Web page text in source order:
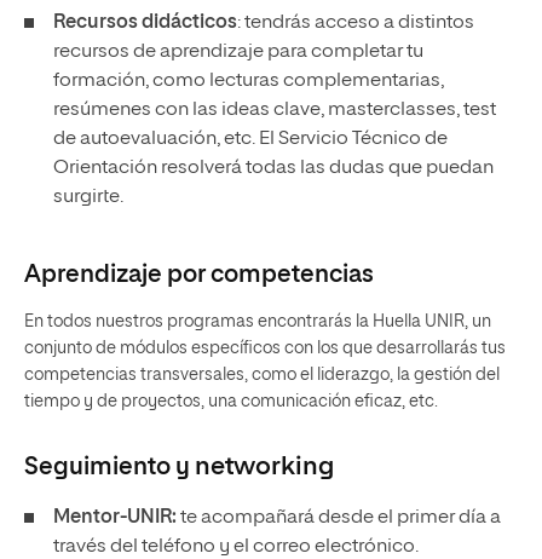
Recursos didácticos: tendrás acceso a distintos
recursos de aprendizaje para completar tu
formación, como lecturas complementarias,
resúmenes con las ideas clave, masterclasses, test
de autoevaluación, etc. El Servicio Técnico de
Orientación resolverá todas las dudas que puedan
surgirte.
Aprendizaje por competencias
En todos nuestros programas encontrarás la Huella UNIR, un
conjunto de módulos específicos con los que desarrollarás tus
competencias transversales, como el liderazgo, la gestión del
tiempo y de proyectos, una comunicación eficaz, etc.
Seguimiento y networking
Mentor-UNIR: te acompañará desde el primer día a
través del teléfono y el correo electrónico.